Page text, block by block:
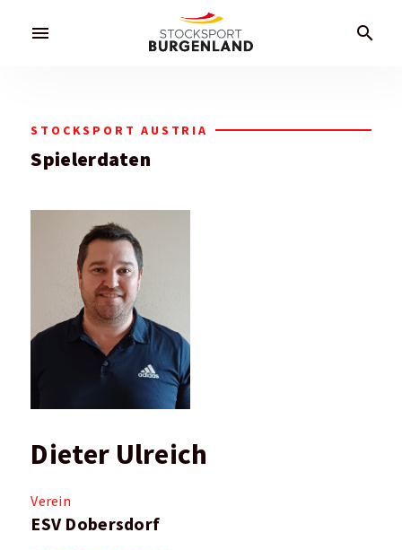
menu search
STOCKSPORT AUSTRIA
Spielerdaten
Dieter Ulreich
Verein
ESV Dobersdorf